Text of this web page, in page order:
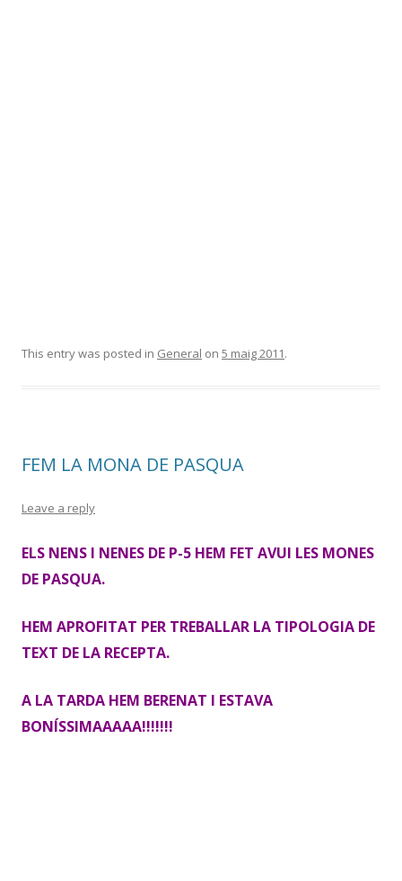
This entry was posted in General on 5 maig 2011.
FEM LA MONA DE PASQUA
Leave a reply
ELS NENS I NENES DE P-5 HEM FET AVUI LES MONES
DE PASQUA.
HEM APROFITAT PER TREBALLAR LA TIPOLOGIA DE
TEXT DE LA RECEPTA.
A LA TARDA HEM BERENAT I ESTAVA
BONÍSSIMAAAAA!!!!!!!